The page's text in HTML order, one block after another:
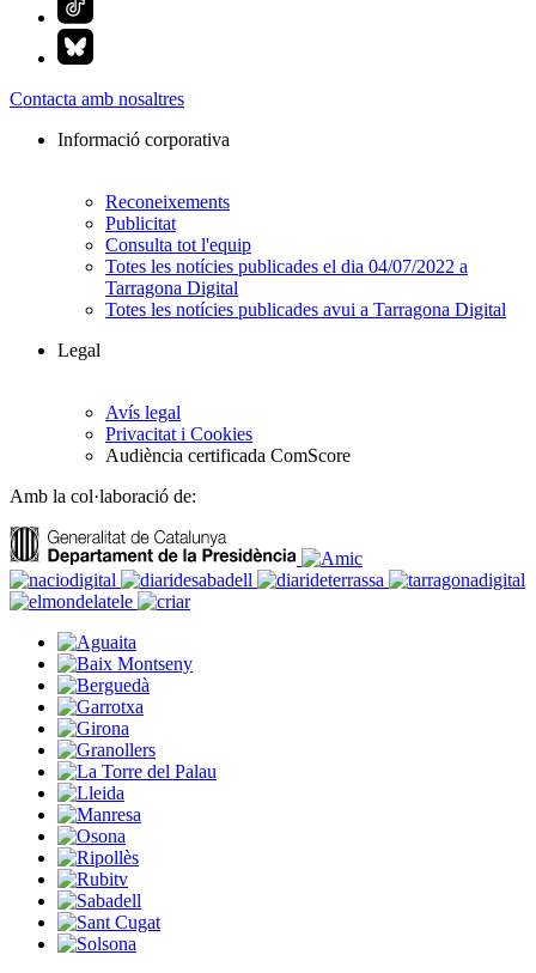
Contacta amb nosaltres
Informació corporativa
Reconeixements
Publicitat
Consulta tot l'equip
Totes les notícies publicades el dia 04/07/2022 a
Tarragona Digital
Totes les notícies publicades avui a Tarragona Digital
Legal
Avís legal
Privacitat i Cookies
Audiència certificada ComScore
Amb la col·laboració de: